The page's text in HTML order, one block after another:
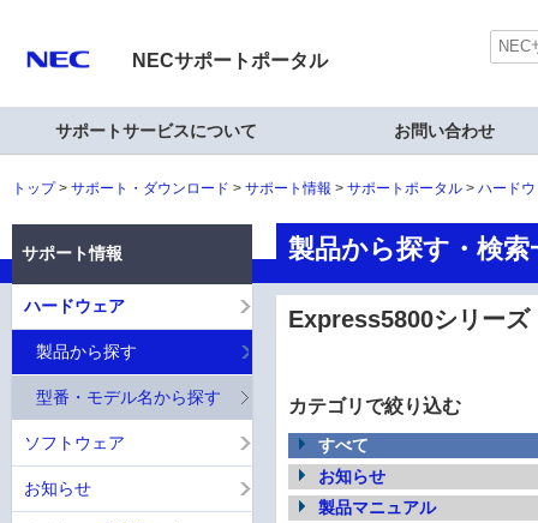
NECサポートポータル
サポートサービスについて お問い合わせ
トップ サポート・ダウンロード サポート情報 サポートポータル ハード
製品から探す・検
Express5800シリー
カテゴリで絞り込む
すべて
お知らせ
製品マニュアル
サポート情報
ハードウェア
製品から探す
型番・モデル名から探す
ソフトウェア
お知らせ